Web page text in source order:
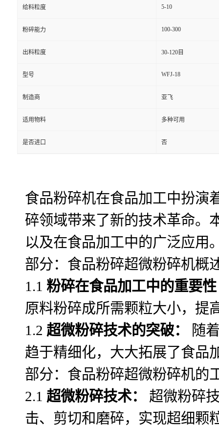
给料粒度 5-10
粉碎能力 100-300
出料粒度 30-120目
型号 WFJ-18
制造商 亚飞
适用物料 多种可用
是否进口 否
食品粉碎机在食品加工中扮演
碎领域带来了新的技术革命。
以及在食品加工中的广泛应用
部分：食品粉碎超微粉碎机概
1.1 粉碎在食品加工中的重要
原料粉碎成所需颗粒大小，提
1.2 超微粉碎技术的突破：
随
趋于精细化，大大拓展了食品
部分：食品粉碎超微粉碎机的
2.1 超微粉碎技术：
超微粉碎
击、剪切和磨碎，实现超细颗